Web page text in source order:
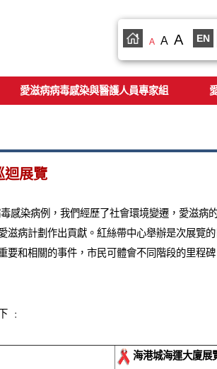
A A A EN
愛滋病病毒感染與醫護人員專家組
迴展覽
感染病例，我們經歷了社會環境變遷，愛滋
滋病計劃作出貢獻。紅絲帶中心舉辦是次展覽
要和相關的事件，市民可體會不同階段的里程
﹕
海港城海運大廈展